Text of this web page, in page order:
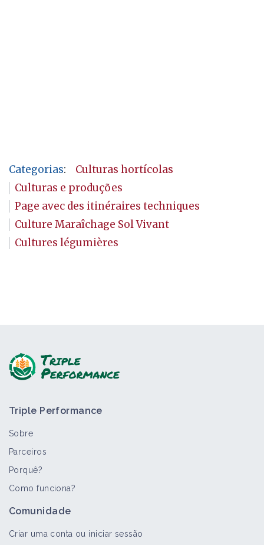
Categorias:
Culturas hortícolas
Culturas e produções
Page avec des itinéraires techniques
Culture Maraîchage Sol Vivant
Cultures légumières
Triple Performance
Sobre
Parceiros
Porquê?
Como funciona?
Comunidade
Criar uma conta ou iniciar sessão